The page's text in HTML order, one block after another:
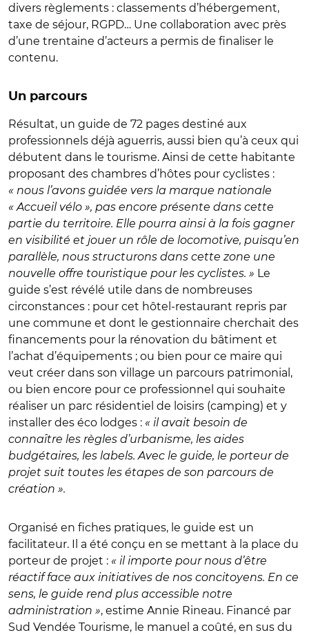
divers règlements : classements d’hébergement,
taxe de séjour, RGPD… Une collaboration avec près
d’une trentaine d’acteurs a permis de finaliser le
contenu.
Un parcours
Résultat, un guide de 72 pages destiné aux
professionnels déjà aguerris, aussi bien qu’à ceux qui
débutent dans le tourisme. Ainsi de cette habitante
proposant des chambres d’hôtes pour cyclistes :
« nous l’avons guidée vers la marque nationale
« Accueil vélo », pas encore présente dans cette
partie du territoire. Elle pourra ainsi à la fois gagner
en visibilité et jouer un rôle de locomotive, puisqu’en
parallèle, nous structurons dans cette zone une
nouvelle offre touristique pour les cyclistes. » Le
guide s’est révélé utile dans de nombreuses
circonstances : pour cet hôtel-restaurant repris par
une commune et dont le gestionnaire cherchait des
financements pour la rénovation du bâtiment et
l’achat d’équipements ; ou bien pour ce maire qui
veut créer dans son village un parcours patrimonial,
ou bien encore pour ce professionnel qui souhaite
réaliser un parc résidentiel de loisirs (camping) et y
installer des éco lodges : « il avait besoin de
connaître les règles d’urbanisme, les aides
budgétaires, les labels. Avec le guide, le porteur de
projet suit toutes les étapes de son parcours de
création ».
Organisé en fiches pratiques, le guide est un
facilitateur. Il a été conçu en se mettant à la place du
porteur de projet : « il importe pour nous d’être
réactif face aux initiatives de nos concitoyens. En ce
sens, le guide rend plus accessible notre
administration », estime Annie Rineau. Financé par
Sud Vendée Tourisme, le manuel a coûté, en sus du